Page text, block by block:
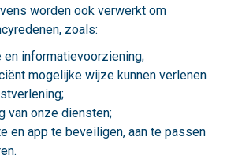
worden ook verwerkt om
zoals:
en informatievoorziening;
mogelijke wijze kunnen verlenen
van onze diensten;
en app te beveiligen, aan te passen